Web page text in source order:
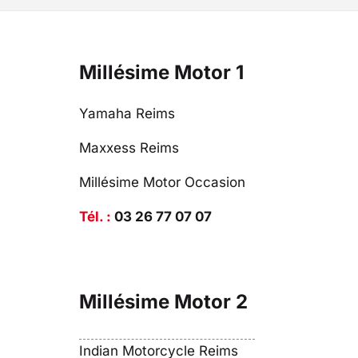
Millésime Motor 1
Yamaha Reims
Maxxess Reims
Millésime Motor Occasion
Tél. : 03 26 77 07 07
Millésime Motor 2
Indian Motorcycle Reims